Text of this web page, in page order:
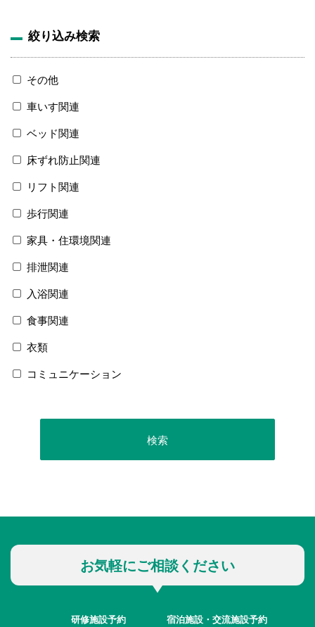
絞り込み検索
その他
車いす関連
ベッド関連
床ずれ防止関連
リフト関連
歩行関連
家具・住環境関連
排泄関連
入浴関連
食事関連
衣類
コミュニケーション
お気軽にご相談ください
研修施設予約 宿泊施設・交流施設予約